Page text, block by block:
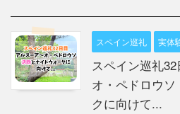
スペイン巡礼 実体
スペイン巡礼
オ・ペドロウ
クに向けて...